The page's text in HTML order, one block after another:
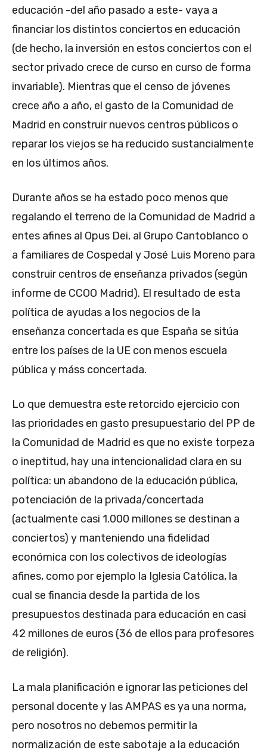
educación -del año pasado a este- vaya a
financiar los distintos conciertos en educación
(de hecho, la inversión en estos conciertos con el
sector privado crece de curso en curso de forma
invariable). Mientras que el censo de jóvenes
crece año a año, el gasto de la Comunidad de
Madrid en construir nuevos centros públicos o
reparar los viejos se ha reducido sustancialmente
en los últimos años.
Durante años se ha estado poco menos que
regalando el terreno de la Comunidad de Madrid a
entes afines al Opus Dei, al Grupo Cantoblanco o
a familiares de Cospedal y José Luis Moreno para
construir centros de enseñanza privados (según
informe de CCOO Madrid). El resultado de esta
política de ayudas a los negocios de la
enseñanza concertada es que España se sitúa
entre los países de la UE con menos escuela
pública y máss concertada.
Lo que demuestra este retorcido ejercicio con
las prioridades en gasto presupuestario del PP de
la Comunidad de Madrid es que no existe torpeza
o ineptitud, hay una intencionalidad clara en su
política: un abandono de la educación pública,
potenciación de la privada/concertada
(actualmente casi 1.000 millones se destinan a
conciertos) y manteniendo una fidelidad
económica con los colectivos de ideologías
afines, como por ejemplo la Iglesia Católica, la
cual se financia desde la partida de los
presupuestos destinada para educación en casi
42 millones de euros (36 de ellos para profesores
de religión).
La mala planificación e ignorar las peticiones del
personal docente y las AMPAS es ya una norma,
pero nosotros no debemos permitir la
normalización de este sabotaje a la educación